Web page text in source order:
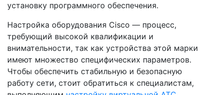
установку программного обеспечения.
Настройка оборудования Cisco — процесс,
требующий высокой квалификации и
внимательности, так как устройства этой марки
имеют множество специфических параметров.
Чтобы обеспечить стабильную и безопасную
работу сети, стоит обратиться к специалистам,